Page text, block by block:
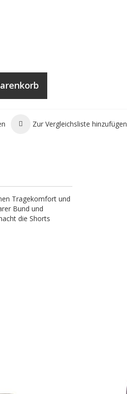
Zur Vergleichsliste hinzufügen
Tragekomfort und
Bund und
die Shorts